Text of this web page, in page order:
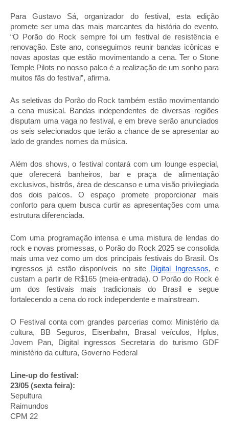
Para Gustavo Sá, organizador do festival, esta edição
promete ser uma das mais marcantes da história do evento.
“O Porão do Rock sempre foi um festival de resistência e
renovação. Este ano, conseguimos reunir bandas icônicas e
novas apostas que estão movimentando a cena. Ter o Stone
Temple Pilots no nosso palco é a realização de um sonho para
muitos fãs do festival”, afirma.
As seletivas do Porão do Rock também estão movimentando
a cena musical. Bandas independentes de diversas regiões
disputam uma vaga no festival, e em breve serão anunciados
os seis selecionados que terão a chance de se apresentar ao
lado de grandes nomes da música.
Além dos shows, o festival contará com um lounge especial,
que oferecerá banheiros, bar e praça de alimentação
exclusivos, bistrôs, área de descanso e uma visão privilegiada
dos dois palcos. O espaço promete proporcionar mais
conforto para quem busca curtir as apresentações com uma
estrutura diferenciada.
Com uma programação intensa e uma mistura de lendas do
rock e novas promessas, o Porão do Rock 2025 se consolida
mais uma vez como um dos principais festivais do Brasil. Os
ingressos já estão disponíveis no site
Digital Ingressos, e
custam a partir de R$165 (meia-entrada). O Porão do Rock é
um dos festivais mais tradicionais do Brasil e segue
fortalecendo a cena do rock independente e mainstream.
O Festival conta com grandes parcerias como: Ministério da
cultura, BB Seguros, Eisenbahn, Brasal veículos, Hplus,
Jovem Pan, Digital ingressos Secretaria do turismo GDF
ministério da cultura, Governo Federal
Line-up do festival:
23/05 (sexta feira):
Sepultura
Raimundos
CPM 22